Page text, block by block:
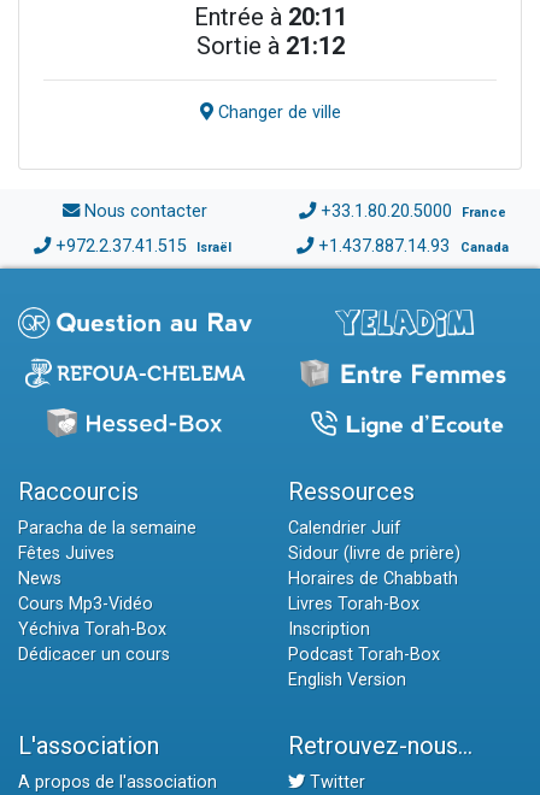
Entrée à 20:11
Sortie à 21:12
Changer de ville
Nous contacter +33.1.80.20.5000 France
+972.2.37.41.515 Israël +1.437.887.14.93 Canada
Raccourcis
Paracha de la semaine
Fêtes Juives
News
Cours Mp3-Vidéo
Yéchiva Torah-Box
Dédicacer un cours
Ressources
Calendrier Juif
Sidour (livre de prière)
Horaires de Chabbath
Livres Torah-Box
Inscription
Podcast Torah-Box
English Version
L'association
A propos de l'association
Retrouvez-nous...
Twitter